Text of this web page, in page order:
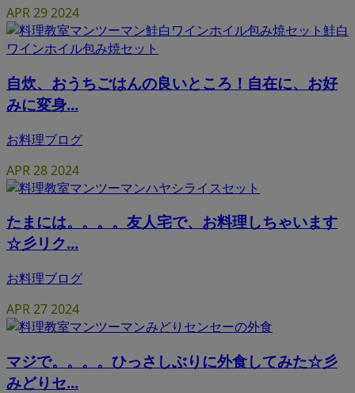
APR292024
自炊、おうちごはんの良いところ！自在に、お好
みに変身...
お料理ブログ
APR282024
たまには。。。。友人宅で、お料理しちゃいます
☆彡リク...
お料理ブログ
APR272024
マジで。。。。ひっさしぶりに外食してみた☆彡
みどりセ...